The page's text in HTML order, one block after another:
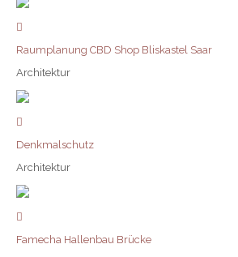
Raumplanung CBD Shop Bliskastel Saar
Architektur
Denkmalschutz
Architektur
Famecha Hallenbau Brücke